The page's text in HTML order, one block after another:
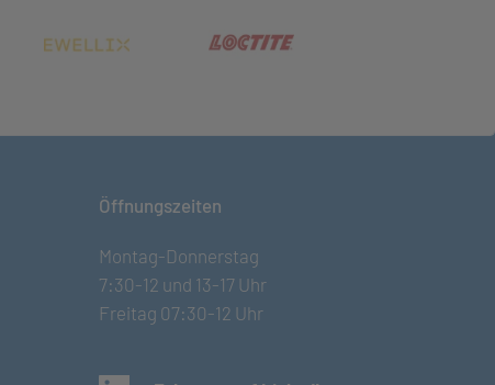
in neuem Tab)(öffnet in neuem Tab)(öffnet in neuem Tab)
Öffnungszeiten
Montag-Donnerstag
7:30-12 und 13-17 Uhr
Freitag 07:30-12 Uhr